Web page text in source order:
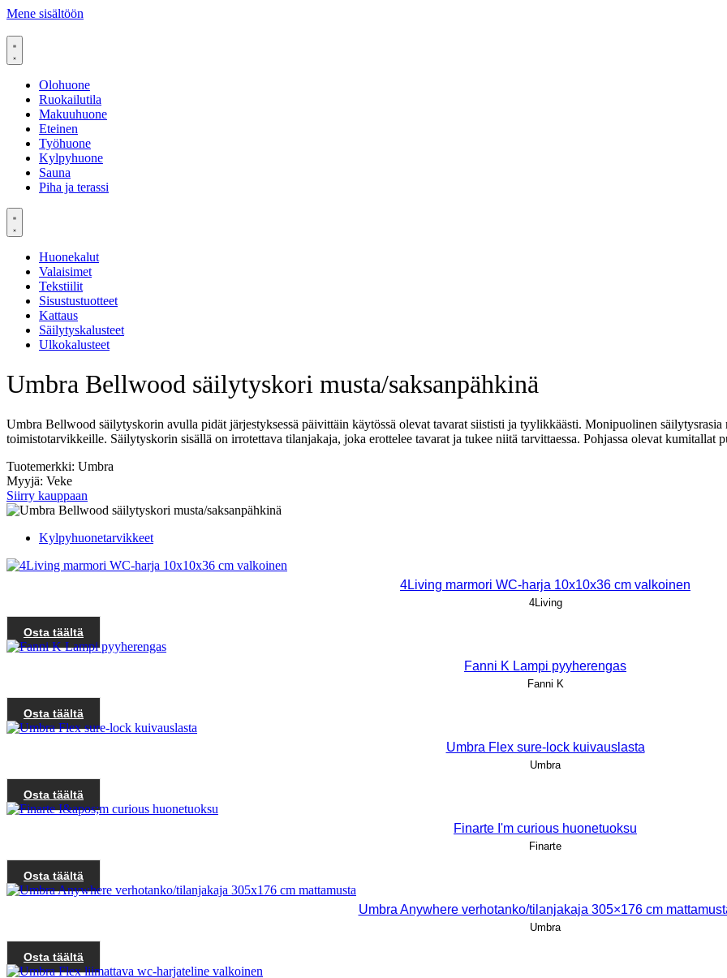
Mene sisältöön
Olohuone
Ruokailutila
Makuuhuone
Eteinen
Työhuone
Kylpyhuone
Sauna
Piha ja terassi
Huonekalut
Valaisimet
Tekstiilit
Sisustustuotteet
Kattaus
Säilytyskalusteet
Ulkokalusteet
Umbra Bellwood säilytyskori musta/saksanpähkinä
Umbra Bellwood säilytyskorin avulla pidät järjestyksessä päivittäin käytössä olevat tavarat siististi ja tyylikkäästi. Monipuolinen
toimistotarvikkeille. Säilytyskorin sisällä on irrotettava tilanjakaja, joka erottelee tavarat ja tukee niitä tarvittaessa. Pohjassa olevat kumitallat
Tuotemerkki: Umbra
Myyjä: Veke
Siirry kauppaan
Kylpyhuonetarvikkeet
4Living marmori WC-harja 10x10x36 cm valkoinen
4Living
Osta täältä
Fanni K Lampi pyyherengas
Fanni K
Osta täältä
Umbra Flex sure-lock kuivauslasta
Umbra
Osta täältä
Finarte I'm curious huonetuoksu
Finarte
Osta täältä
Umbra Anywhere verhotanko/tilanjakaja 305×176 cm
Umbra
Osta täältä